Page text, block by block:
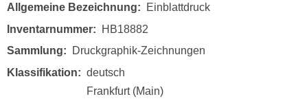
Allgemeine Bezeichnung
Einblattdruck
Inventarnummer
HB18882
Sammlung
Druckgraphik-Zeichnungen
Klassifikation
deutsch
Frankfurt (Main)